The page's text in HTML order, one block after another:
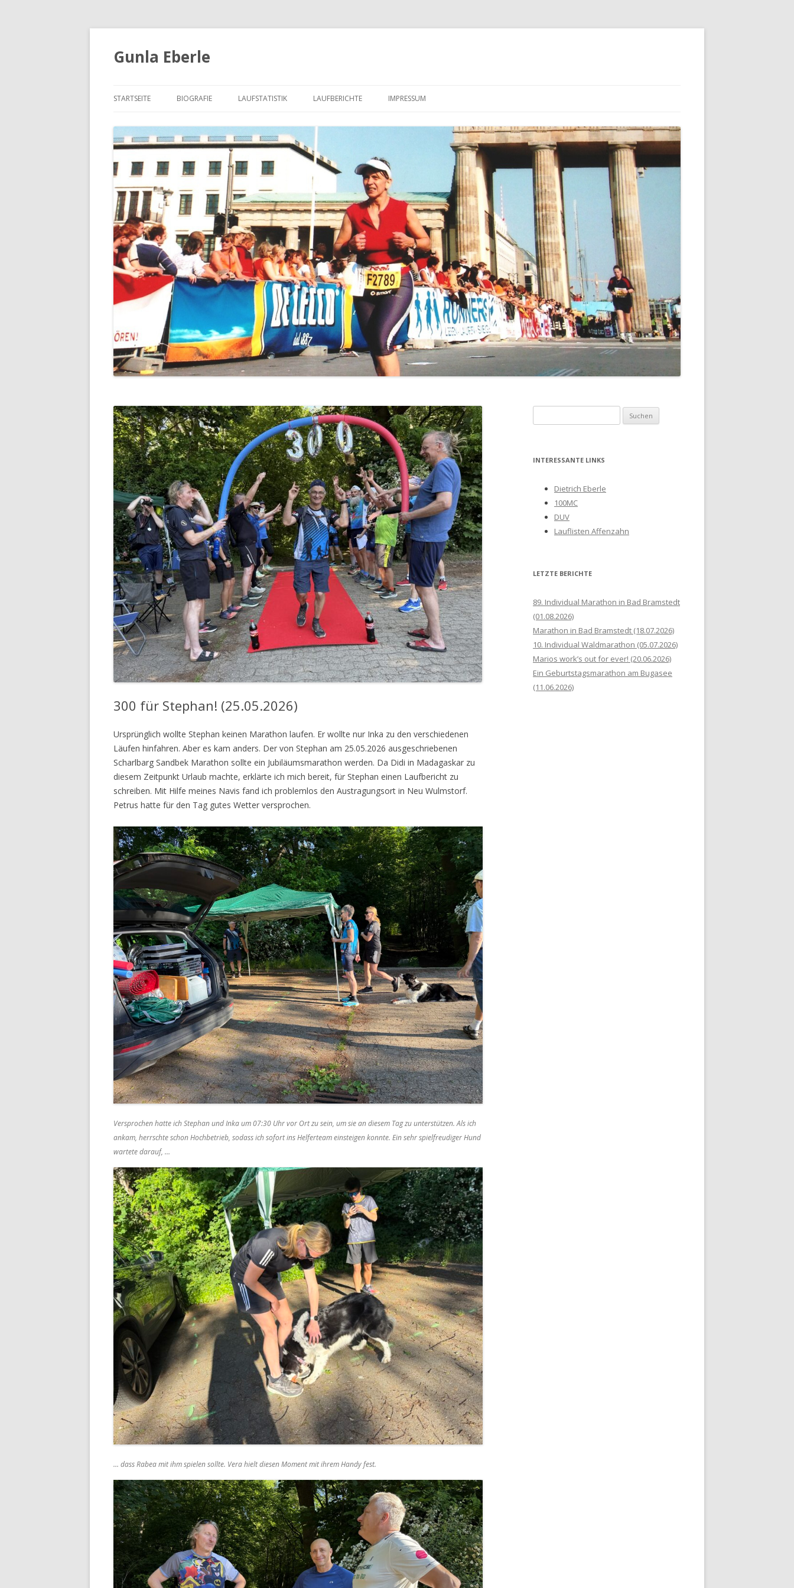
Gunla Eberle
Inhalt
STARTSEITE BIOGRAFIE LAUFSTATISTIK LAUFBERICHTE IMPRESSUM
300 für Stephan! (25.05.2026)
Ursprünglich wollte Stephan keinen Marathon laufen. Er wollte nur Inka zu den verschiedenen
Läufen hinfahren. Aber es kam anders. Der von Stephan am 25.05.2026 ausgeschriebenen
Scharlbarg Sandbek Marathon sollte ein Jubiläumsmarathon werden. Da Didi in Madagaskar zu
diesem Zeitpunkt Urlaub machte, erklärte ich mich bereit, für Stephan einen Laufbericht zu
schreiben. Mit Hilfe meines Navis fand ich problemlos den Austragungsort in Neu Wulmstorf.
Petrus hatte für den Tag gutes Wetter versprochen.
Versprochen hatte ich Stephan und Inka um 07:30 Uhr vor Ort zu sein, um sie an diesem Tag zu unterstützen. Als ich
ankam, herrschte schon Hochbetrieb, sodass ich sofort ins Helferteam einsteigen konnte. Ein sehr spielfreudiger Hund
wartete darauf, …
… dass Rabea mit ihm spielen sollte. Vera hielt diesen Moment mit ihrem Handy fest.
nach:
INTERESSANTE LINKS
Dietrich Eberle
100MC
DUV
Lauflisten Affenzahn
LETZTE BERICHTE
89. Individual Marathon in Bad Bramstedt
(01.08.2026)
Marathon in Bad Bramstedt (18.07.2026)
10. Individual Waldmarathon (05.07.2026)
Marios work’s out for ever! (20.06.2026)
Ein Geburtstagsmarathon am Bugasee
(11.06.2026)